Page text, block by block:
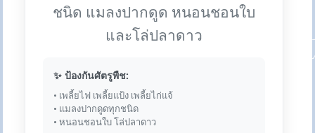
ชนิด แมลงปากดูด หนอนชอนใบ
และโล่ปลาดาว
✨ ป้องกันศัตรูพืช:
• เพลี้ยไฟ เพลี้ยแป้ง เพลี้ยไก่แจ้
• แมลงปากดูดทุกชนิด
• หนอนชอนใบ โล่ปลาดาว